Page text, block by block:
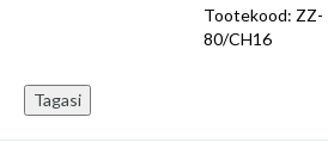
N30
kogus
Tootekood: ZZ-
80/CH16